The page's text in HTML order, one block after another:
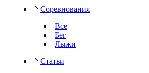
Соревнования
Все
Бег
Лыжи
Статьи